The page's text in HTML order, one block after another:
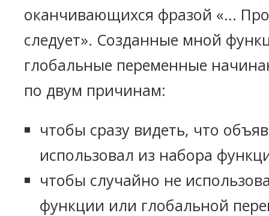
оканчивающихся фразой «...
следует». Созданные мной
глобальные переменные
по двум причинам:
чтобы сразу видеть, что
использовал из набора
чтобы случайно не
функции или глобальной